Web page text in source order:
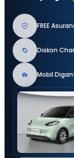
FREE
Diskon
Mobil